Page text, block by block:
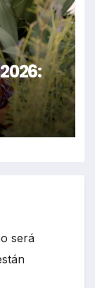
en
será